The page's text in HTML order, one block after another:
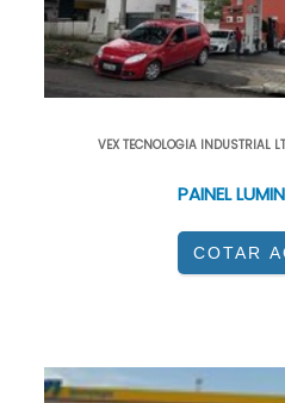
VEX TECNOLOGIA INDUSTRIAL
PAINEL
COTAR